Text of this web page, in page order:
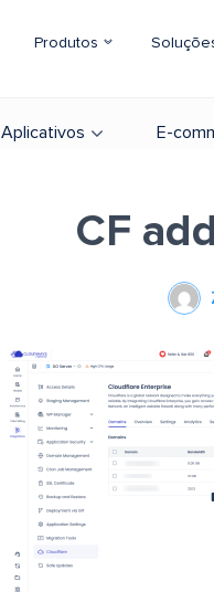
Produtos
Aplicativos E-
CF